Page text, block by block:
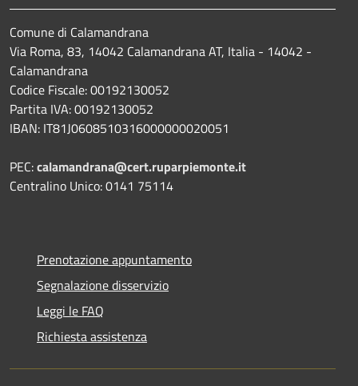
Comune di Calamandrana
Via Roma, 83, 14042 Calamandrana AT, Italia - 14042 -
Calamandrana
Codice Fiscale: 00192130052
Partita IVA: 00192130052
IBAN: IT81J0608510316000000020051
PEC:calamandrana@cert.ruparpiemonte.it
Centralino Unico: 0141 75114
Prenotazione appuntamento
Segnalazione disservizio
Leggi le FAQ
Richiesta assistenza